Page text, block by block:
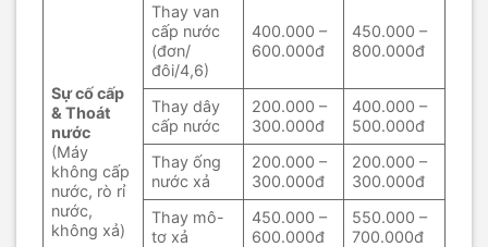
Sự cố cấp
& Thoát
nước
(Máy
không cấp
nước, rò rỉ
nước,
không xả)
Thay van
cấp nước
(đơn/
đôi/4,6)
400.000 –
600.000đ
450.000 –
800.000đ
Thay dây
cấp nước
200.000 –
300.000đ
400.000 –
500.000đ
Thay ống
nước xả
200.000 –
300.000đ
200.000 –
300.000đ
Thay mô-
tơ xả
450.000 –
600.000đ
550.000 –
700.000đ